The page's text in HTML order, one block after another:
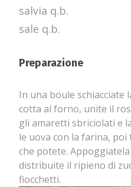
salvia q.b.
sale q.b.
Preparazione
In una boule schiacciate
cotta al forno, unite il
gli amaretti sbriciolati e
le uova con la farina,
che potete.
distribuite il ripieno di
fiocchetti.